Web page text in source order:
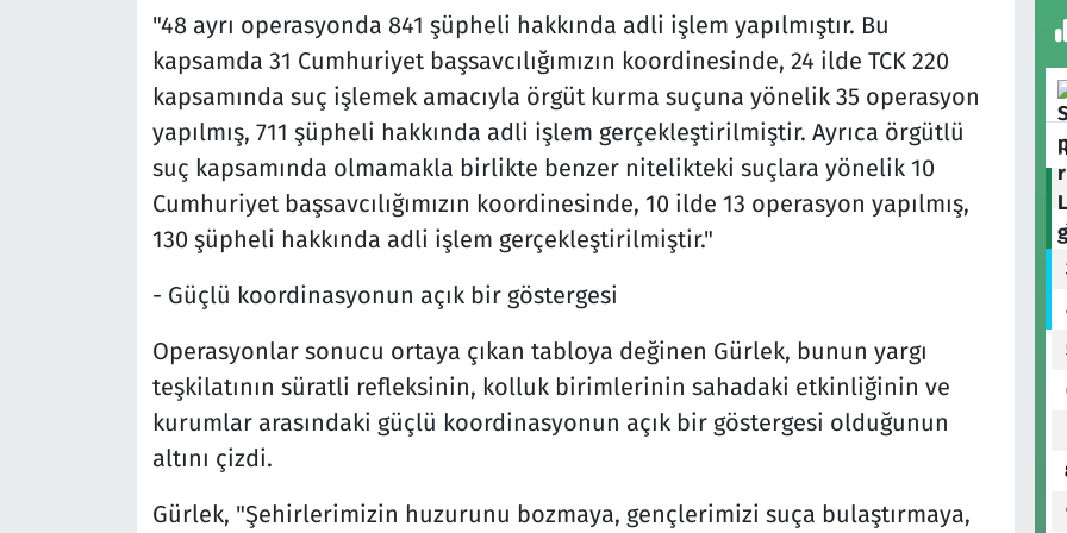
"48 ayrı operasyonda 841 şüpheli hakkında adli işlem yapılmıştır. Bu
kapsamda 31 Cumhuriyet başsavcılığımızın koordinesinde, 24 ilde TCK 220
kapsamında suç işlemek amacıyla örgüt kurma suçuna yönelik 35 operasyon
yapılmış, 711 şüpheli hakkında adli işlem gerçekleştirilmiştir. Ayrıca örgütlü
suç kapsamında olmamakla birlikte benzer nitelikteki suçlara yönelik 10
Cumhuriyet başsavcılığımızın koordinesinde, 10 ilde 13 operasyon yapılmış,
130 şüpheli hakkında adli işlem gerçekleştirilmiştir."
- Güçlü koordinasyonun açık bir göstergesi
Operasyonlar sonucu ortaya çıkan tabloya değinen Gürlek, bunun yargı
teşkilatının süratli refleksinin, kolluk birimlerinin sahadaki etkinliğinin ve
kurumlar arasındaki güçlü koordinasyonun açık bir göstergesi olduğunun
altını çizdi.
Gürlek, "Şehirlerimizin huzurunu bozmaya, gençlerimizi suça bulaştırmaya,